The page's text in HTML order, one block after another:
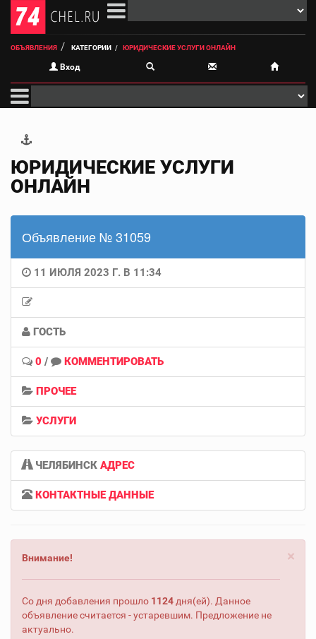
ОБЪЯВЛЕНИЯ КАТЕГОРИИ ЮРИДИЧЕСКИЕ УСЛУГИ ОНЛАЙН‍
Вход
ЮРИДИЧЕСКИЕ УСЛУГИ
ОНЛАЙН‍
Объявление № 31059
11 ИЮЛЯ 2023 Г. В 11:34
ГОСТЬ
0 / КОММЕНТИРОВАТЬ
ПРОЧЕЕ
УСЛУГИ
ЧЕЛЯБИНСК АДРЕС
КОНТАКТНЫЕ ДАННЫЕ
×
Внимание!
Со дня добавления прошло 1124 дня(ей). Данное
объявление считается - устаревшим. Предложение не
актуально.